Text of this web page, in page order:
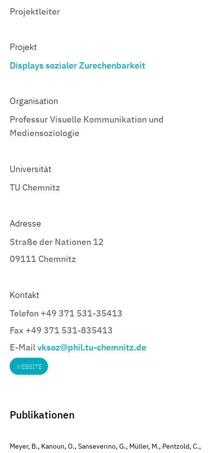
Projektleiter
Projekt
Displays sozialer Zurechenbarkeit
Organisation
Professur Visuelle Kommunikation und
Mediensoziologie
Universität
TU Chemnitz
Adresse
Straße der Nationen 12
09111 Chemnitz
Kontakt
Telefon +49 371 531-35413
Fax +49 371 531-835413
E-Mailvksoz@phil.tu-chemnitz.de
WEBSITE
Publikationen
Meyer, B., Kanoun, O., Sanseverino, G., Müller, M., Pentzold, C.,